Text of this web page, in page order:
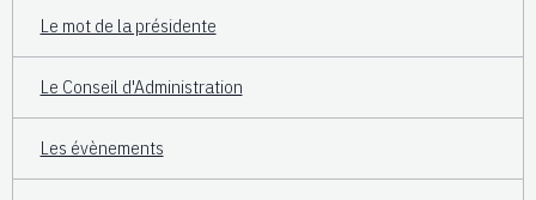
Le mot de la présidente
Le Conseil d'Administration
Les évènements